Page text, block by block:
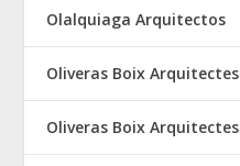
Olalquiaga Arquitectos
Oliveras Boix Arquitectes
Oliveras Boix Arquitectes